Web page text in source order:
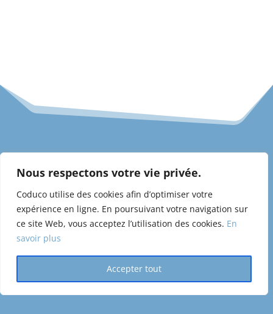
Nous respectons votre vie privée.
Coduco utilise des cookies afin d’optimiser votre
expérience en ligne. En poursuivant votre navigation sur
ce site Web, vous acceptez l’utilisation des cookies. En
savoir plus
Accepter tout
Av. Albert Jonnart 20
1200 Woluwe-Saint-Lambert
TVA: BE 810.726.295
Tel: +32 (0)488 99 44 88